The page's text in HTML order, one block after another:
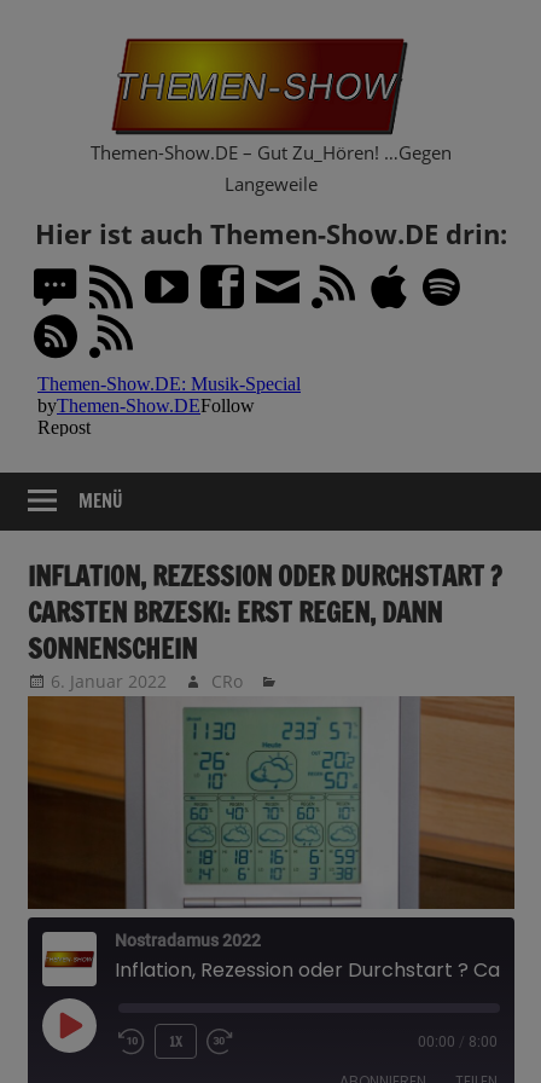
Themen-Show.DE – Gut Zu_Hören! …Gegen
Langeweile
Hier ist auch Themen-Show.DE drin:
MENÜ
INFLATION, REZESSION ODER DURCHSTART ?
CARSTEN BRZESKI: ERST REGEN, DANN
SONNENSCHEIN
6. Januar 2022 CRo
Nostradamus 2022
PLAY
1X 00:00 / 8:00